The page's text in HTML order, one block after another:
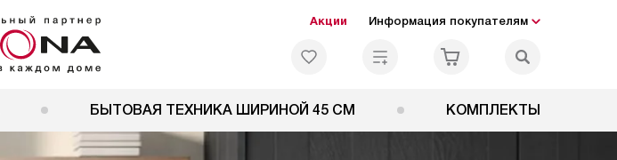
Акции Информация покупателям
БЫТОВАЯ ТЕХНИКА ШИРИНОЙ 45 СМ КОМПЛЕКТЫ